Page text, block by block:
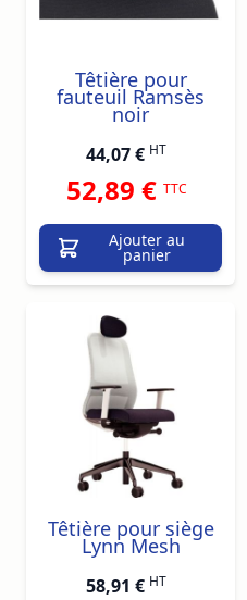
Têtière pour
fauteuil Ramsès
noir
44,07 € HT
52,89 € TTC
Ajouter au
panier
Têtière pour siège
Lynn Mesh
58,91 € HT